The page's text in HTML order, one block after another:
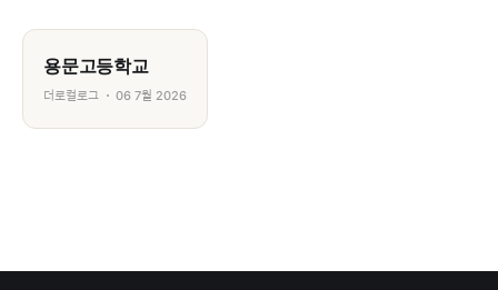
용문고등학교
더로컬로그 06 7월 2026